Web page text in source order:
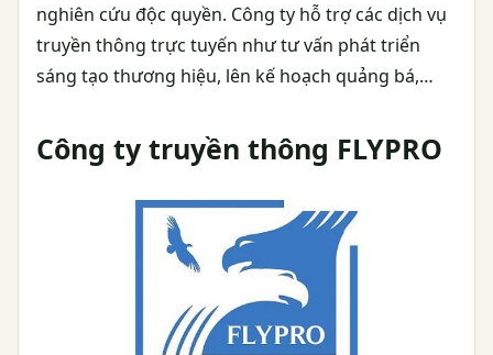
nghiên cứu độc quyền. Công ty hỗ trợ các dịch vụ
truyền thông trực tuyến như tư vấn phát triển
sáng tạo thương hiệu, lên kế hoạch quảng bá,…
Công ty truyền thông FLYPRO